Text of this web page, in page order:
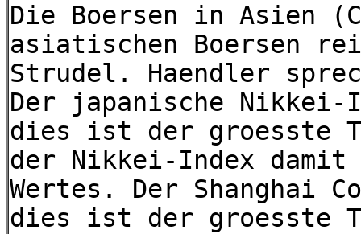
Die Boersen in Asien
asiatischen Boersen
Strudel. Haendler
Der japanische
dies ist der groesste
der Nikkei-Index
Wertes. Der Shanghai
dies ist der groesste